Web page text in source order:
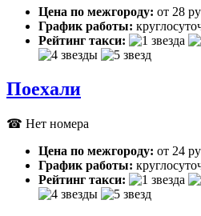
Цена по межгороду: от 28
График работы:
Рейтинг такси:
Поехали
☎ Нет номера
Цена по межгороду: от 24
График работы:
Рейтинг такси: